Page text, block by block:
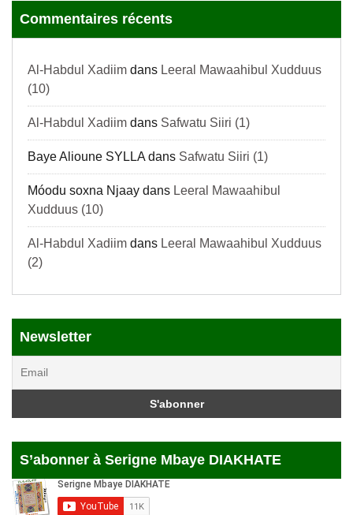
Commentaires récents
Al-Habdul Xadiimdans Leeral Mawaahibul Xudduus
(10)
Al-Habdul Xadiimdans Safwatu Siiri (1)
Baye Alioune SYLLAdans Safwatu Siiri (1)
Móodu soxna Njaaydans Leeral Mawaahibul
Xudduus (10)
Al-Habdul Xadiimdans Leeral Mawaahibul Xudduus
(2)
Newsletter
S’abonner à Serigne Mbaye DIAKHATE